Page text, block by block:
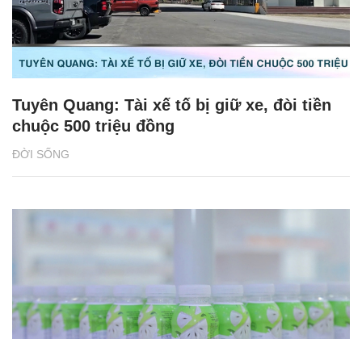
ĐỜI SỐNG
Tuyên Quang: Tài xế tố bị giữ xe, đòi tiền
chuộc 500 triệu đồng